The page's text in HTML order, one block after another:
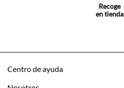
Recoge
en tienda
Centro de ayuda
Mis pedidos